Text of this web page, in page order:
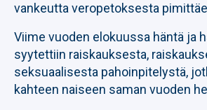
vankeutta veropetoksesta
Viime vuoden elokuussa häntä ja
syytettiin raiskauksesta,
seksuaalisesta pahoinpitelystä,
kahteen naiseen saman vuoden